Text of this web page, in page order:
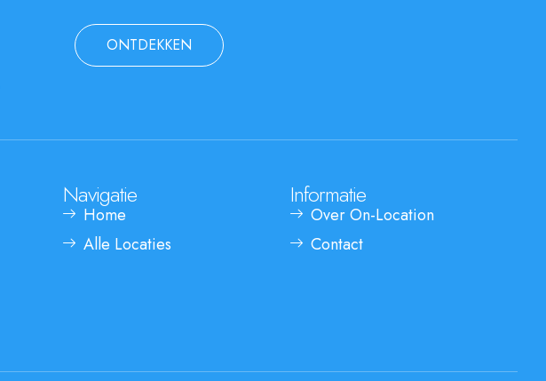
ONTDEKKEN
Navigatie
Home
Alle Locaties
Informatie
Over On-Location
Contact